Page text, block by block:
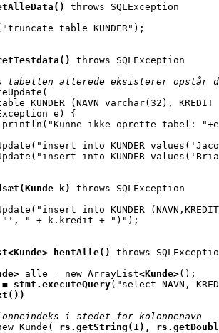
throws SQLException
table KUNDER");
throws SQLException
allerede eksisterer opstår
KUNDER (NAVN varchar(32), KREDIT
e) {
ikke oprette tabel:
into KUNDER
into KUNDER
k)
throws SQLException
into KUNDER
" + k.kredit + ")");
hentAlle()
throws
alle = new ArrayList<Kunde>
stmt.executeQuery
("select NAVN,
i stedet for kolonnenavn
Kunde(
rs.getString(1),